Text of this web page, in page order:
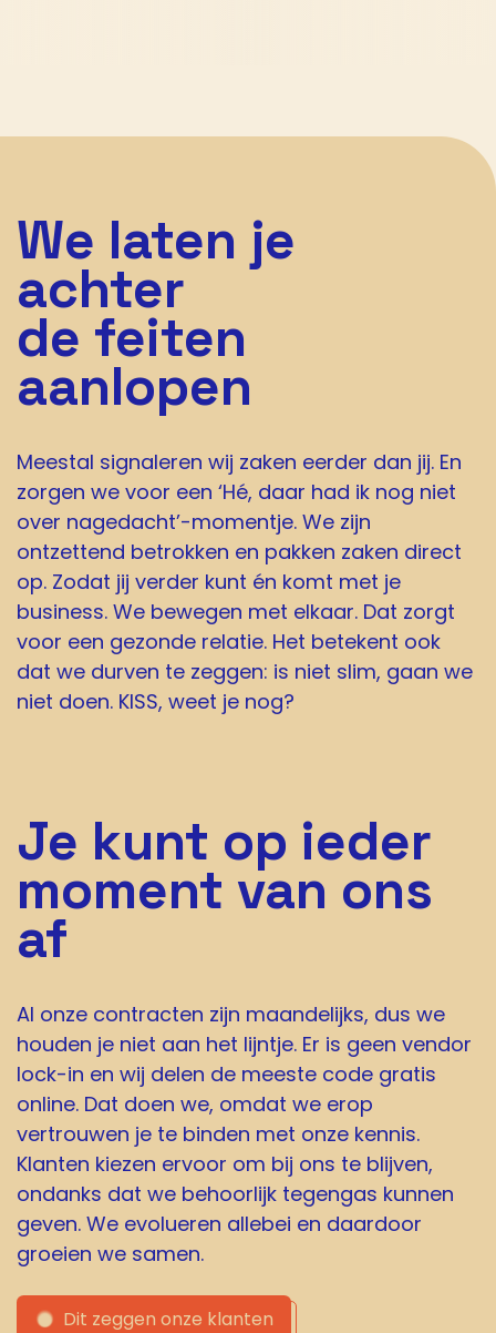
We laten je
achter
de feiten
aanlopen
Meestal signaleren wij zaken eerder dan jij. En
zorgen we voor een ‘Hé, daar had ik nog niet
over nagedacht’-momentje. We zijn
ontzettend betrokken en pakken zaken direct
op. Zodat jij verder kunt én komt met je
business. We bewegen met elkaar. Dat zorgt
voor een gezonde relatie. Het betekent ook
dat we durven te zeggen: is niet slim, gaan we
niet doen. KISS, weet je nog?
Je kunt op ieder
moment van ons
af
Al onze contracten zijn maandelijks, dus we
houden je niet aan het lijntje. Er is geen vendor
lock-in en wij delen de meeste code gratis
online. Dat doen we, omdat we erop
vertrouwen je te binden met onze kennis.
Klanten kiezen ervoor om bij ons te blijven,
ondanks dat we behoorlijk tegengas kunnen
geven. We evolueren allebei en daardoor
groeien we samen.
Dit zeggen onze klanten